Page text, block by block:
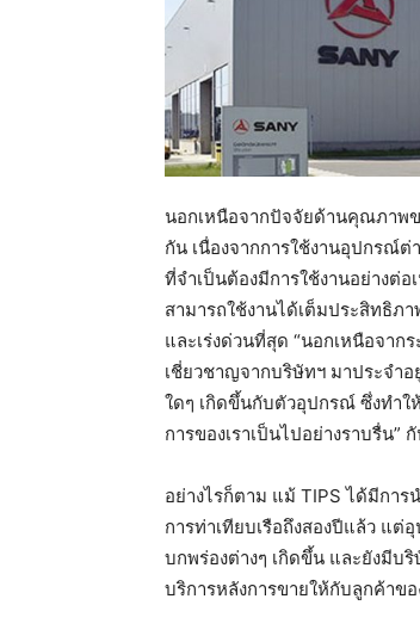
นอกเหนือจากปัจจัยด้านคุณภาพ
กัน เนื่องจากการใช้งานอุปกรณ์ต่
ที่จำเป็นต้องมีการใช้งานอย่างต่
สามารถใช้งานได้เต็มประสิทธิภ
และเร่งด่วนที่สุด “นอกเหนือจาก
เชี่ยวชาญจากบริษัทฯ มาประจำ
ใดๆ เกิดขึ้นกับตัวอุปกรณ์ ซึ่งทำใ
การของเราเป็นไปอย่างราบรื่น”
อย่างไรก็ตาม แม้ TIPS ได้มีกา
การท่าเทียบเรือถึงสองปีแล้ว แ
บกพร่องต่างๆ เกิดขึ้น และยังมีบ
บริการหลังการขายให้กับลูกค้าขอ